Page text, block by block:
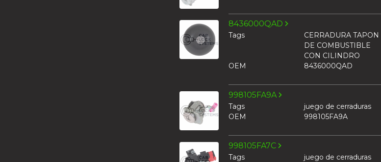
8436000QAD
Tags
CERRADURA TAPON
DE COMBUSTIBLE
CON CILINDRO
OEM
8436000QAD
998105FA9A
Tags
juego de cerraduras
OEM
998105FA9A
998105FA7C
Tags
juego de cerraduras